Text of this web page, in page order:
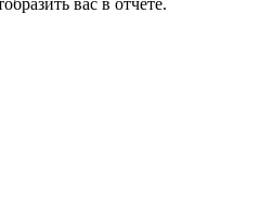
вас в отчёте.